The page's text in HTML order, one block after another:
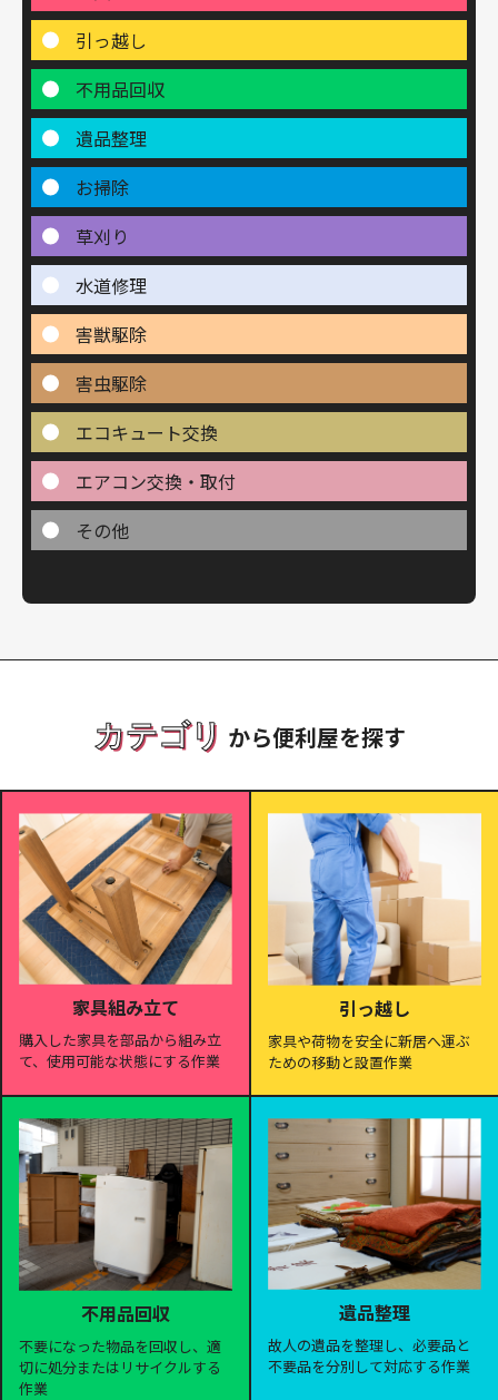
引っ越し
不用品回収
遺品整理
お掃除
草刈り
水道修理
害獣駆除
害虫駆除
エコキュート交換
エアコン交換・取付
その他
カテゴリ から便利屋を探す
家具組み立て
購入した家具を部品から組み立
て、使用可能な状態にする作業
引っ越し
家具や荷物を安全に新居へ運ぶ
ための移動と設置作業
不用品回収
不要になった物品を回収し、適
切に処分またはリサイクルする
作業
遺品整理
故人の遺品を整理し、必要品と
不要品を分別して対応する作業